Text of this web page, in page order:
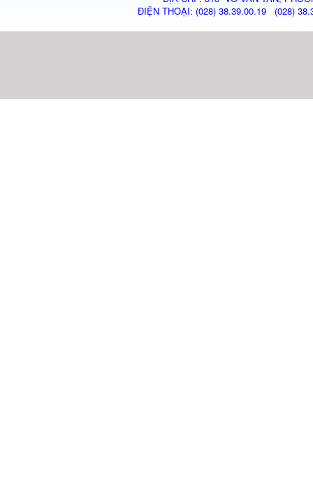
ĐIỆN THOẠI: (028) 38.39.00.19 (028)